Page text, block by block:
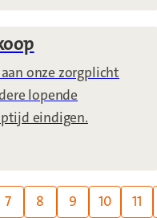
onze zorgplicht
lopende
eindigen.
7 8 9 10 11